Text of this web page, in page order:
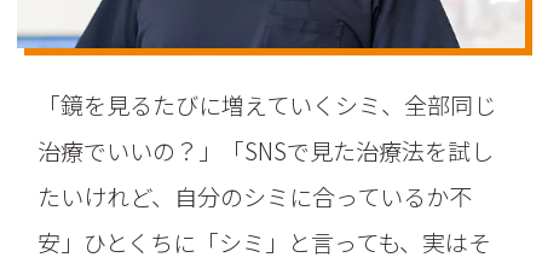
「鏡を見るたびに増えていくシミ、全部同じ
治療でいいの？」「SNSで見た治療法を試し
たいけれど、自分のシミに合っているか不
安」ひとくちに「シミ」と言っても、実はそ